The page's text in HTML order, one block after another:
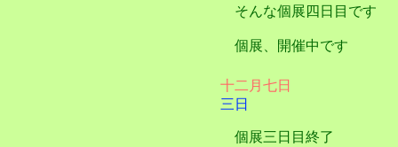
そんな個展四日目です
個展、開催中です
十二月七日
三日
個展三日目終了